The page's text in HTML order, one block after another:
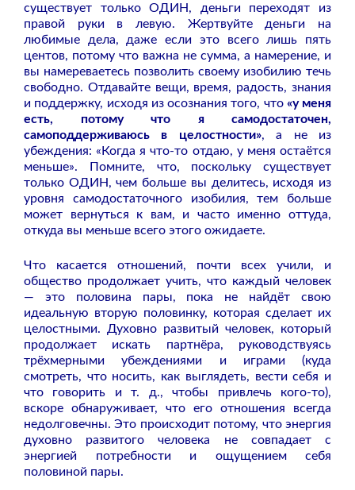
существует только ОДИН, деньги переходят из
правой руки в левую. Жертвуйте деньги на
любимые дела, даже если это всего лишь пять
центов, потому что важна не сумма, а намерение, и
вы намереваетесь позволить своему изобилию течь
свободно. Отдавайте вещи, время, радость, знания
и поддержку, исходя из осознания того, что «у меня
есть, потому что я самодостаточен,
самоподдерживаюсь в целостности», а не из
убеждения: «Когда я что-то отдаю, у меня остаётся
меньше». Помните, что, поскольку существует
только ОДИН, чем больше вы делитесь, исходя из
уровня самодостаточного изобилия, тем больше
может вернуться к вам, и часто именно оттуда,
откуда вы меньше всего этого ожидаете.
Что касается отношений, почти всех учили, и
общество продолжает учить, что каждый человек
— это половина пары, пока не найдёт свою
идеальную вторую половинку, которая сделает их
целостными. Духовно развитый человек, который
продолжает искать партнёра, руководствуясь
трёхмерными убеждениями и играми (куда
смотреть, что носить, как выглядеть, вести себя и
что говорить и т. д., чтобы привлечь кого-то),
вскоре обнаруживает, что его отношения всегда
недолговечны. Это происходит потому, что энергия
духовно развитого человека не совпадает с
энергией потребности и ощущением себя
половиной пары.